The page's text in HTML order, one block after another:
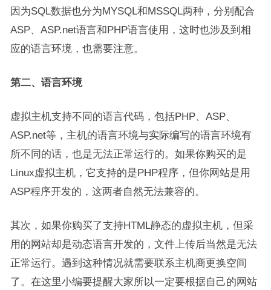
因为SQL数据也分为MYSQL和MSSQL两种，分别配合
ASP、ASP.net语言和PHP语言使用，这时也涉及到相
应的语言环境，也需要注意。
第二、语言环境
虚拟主机支持不同的语言代码，包括PHP、ASP、
ASP.net等，主机的语言环境与实际编写的语言环境有
所不同的话，也是无法正常运行的。如果你购买的是
Linux虚拟主机，它支持的是PHP程序，但你网站是用
ASP程序开发的，这两者自然无法兼容的。
其次，如果你购买了支持HTML静态的虚拟主机，但采
用的网站却是动态语言开发的，文件上传后当然是无法
正常运行。遇到这种情况就需要联系主机商更换空间
了。在这里小编要提醒大家所以一定要根据自己的网站